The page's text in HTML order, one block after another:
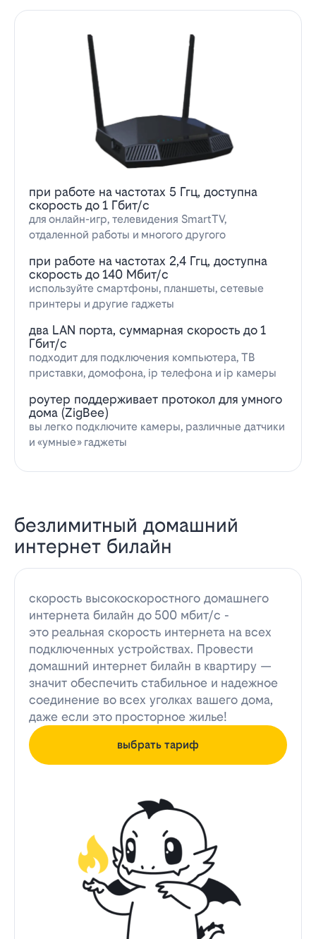
при работе на частотах 5 Ггц, доступна
скорость до 1 Гбит/с
для онлайн-игр, телевидения SmartTV,
отдаленной работы и многого другого
при работе на частотах 2,4 Ггц, доступна
скорость до 140 Мбит/с
используйте смартфоны, планшеты, сетевые
принтеры и другие гаджеты
два LAN порта, суммарная скорость до 1
Гбит/с
подходит для подключения компьютера, ТВ
приставки, домофона, ip телефона и ip камеры
роутер поддерживает протокол для умного
дома (ZigBee)
вы легко подключите камеры, различные датчики
и «умные» гаджеты
безлимитный домашний
интернет билайн
скорость высокоскоростного домашнего
интернета билайн до 500 мбит/с -
это реальная скорость интернета на всех
подключенных устройствах. Провести
домашний интернет билайн в квартиру —
значит обеспечить стабильное и надежное
соединение во всех уголках вашего дома,
даже если это просторное жилье!
выбрать тариф